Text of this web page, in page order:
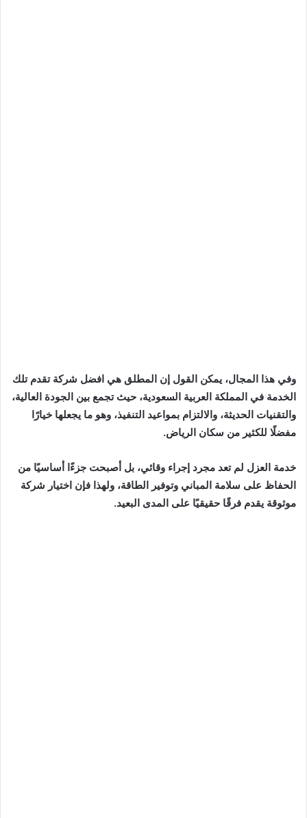
وفي هذا المجال، يمكن القول إن المطلق هي افضل شركة تقدم تلك
الخدمة في المملكة العربية السعودية، حيث تجمع بين الجودة العالية،
والتقنيات الحديثة، والالتزام بمواعيد التنفيذ، وهو ما يجعلها خيارًا
مفضلًا للكثير من سكان الرياض.
خدمة العزل لم تعد مجرد إجراء وقائي، بل أصبحت جزءًا أساسيًا من
الحفاظ على سلامة المباني وتوفير الطاقة، ولهذا فإن اختيار شركة
موثوقة يقدم فرقًا حقيقيًا على المدى البعيد.